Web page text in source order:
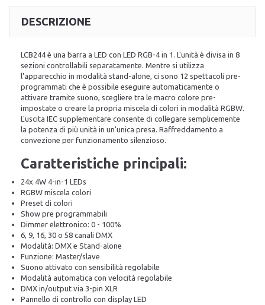
DESCRIZIONE
LCB244 è una barra a LED con LED RGB-4 in 1. L'unità è divisa in 8
sezioni controllabili separatamente. Mentre si utilizza
l'apparecchio in modalità stand-alone, ci sono 12 spettacoli pre-
programmati che è possibile eseguire automaticamente o
attivare tramite suono, scegliere tra le macro colore pre-
impostate o creare la propria miscela di colori in modalità RGBW.
L'uscita IEC supplementare consente di collegare semplicemente
la potenza di più unità in un'unica presa. Raffreddamento a
convezione per funzionamento silenzioso.
Caratteristiche principali:
24x 4W 4-in-1 LEDs
RGBW miscela colori
Preset di colori
Show pre programmabili
Dimmer elettronico: 0 - 100%
6, 9, 16, 30 o 58 canali DMX
Modalità: DMX e Stand-alone
Funzione: Master/slave
Suono attivato con sensibilità regolabile
Modalità automatica con velocità regolabile
DMX in/output via 3-pin XLR
Pannello di controllo con display LED